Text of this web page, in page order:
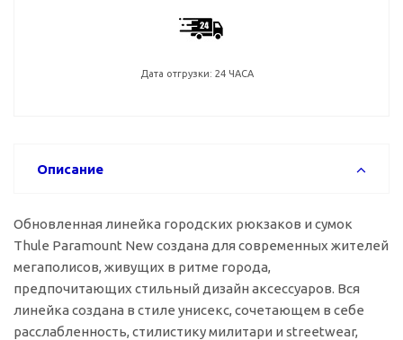
Дата отгрузки: 24 ЧАСА
Описание
Обновленная линейка городских рюкзаков и сумок
Thule Paramount New создана для современных жителей
мегаполисов, живущих в ритме города,
предпочитающих стильный дизайн аксессуаров. Вся
линейка создана в стиле унисекс, сочетающем в себе
расслабленность, стилистику милитари и streetwear,